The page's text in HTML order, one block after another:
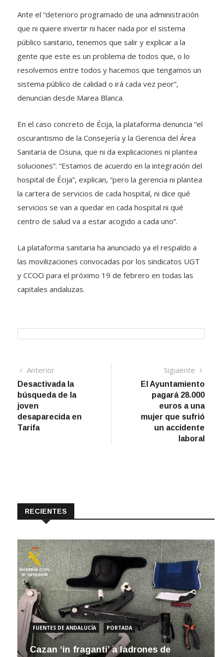
Ante el “deterioro programado de una administración
que ni quiere invertir ni hacer nada por el sistema
público sanitario, tenemos que salir y explicar a la
gente que este es un problema de todos que, o lo
resolvemos entre todos y hacemos que tengamos un
sistema público de calidad o irá cada vez peor”,
denuncian desde Marea Blanca.
En el caso concreto de Écija, la plataforma denuncia “el
oscurantismo de la Consejería y la Gerencia del Área
Sanitaria de Osuna, que ni da explicaciones ni plantea
soluciones”. “Estamos de acuerdo en la integración del
hospital de Écija”, explican, “pero la gerencia ni plantea
la cartera de servicios de cada hospital, ni dice qué
servicios se van a quedar en cada hospital ni qué
centro de salud va a estar acogido a cada uno”.
La plataforma sanitaria ha anunciado ya el respaldo a
las movilizaciones convocadas por los sindicatos UGT
y CCOO para el próximo 19 de febrero en todas las
capitales andaluzas.
Navegación
de
entradas
AnteriorArtículo
anterior
Desactivada la
búsqueda de la
joven
desaparecida en
Tarifa
Siguiente
El Ayuntamiento
pagará 28.000
euros a una
mujer que sufrió
un accidente
laboral
RECIENTES
FUENTES DE ANDALUCÍA PORTADA
Cazan ‘in fraganti’ a ladrones de